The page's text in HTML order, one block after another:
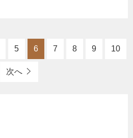
5 6 7 8 9 10
次へ